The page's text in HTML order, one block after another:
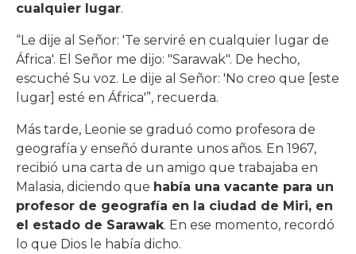
cualquier lugar.
“Le dije al Señor: 'Te serviré en cualquier lugar de
África'. El Señor me dijo: "Sarawak". De hecho,
escuché Su voz. Le dije al Señor: 'No creo que [este
lugar] esté en África'”, recuerda.
Más tarde, Leonie se graduó como profesora de
geografía y enseñó durante unos años. En 1967,
recibió una carta de un amigo que trabajaba en
Malasia, diciendo que había una vacante para un
profesor de geografía en la ciudad de Miri, en
el estado de Sarawak. En ese momento, recordó
lo que Dios le había dicho.